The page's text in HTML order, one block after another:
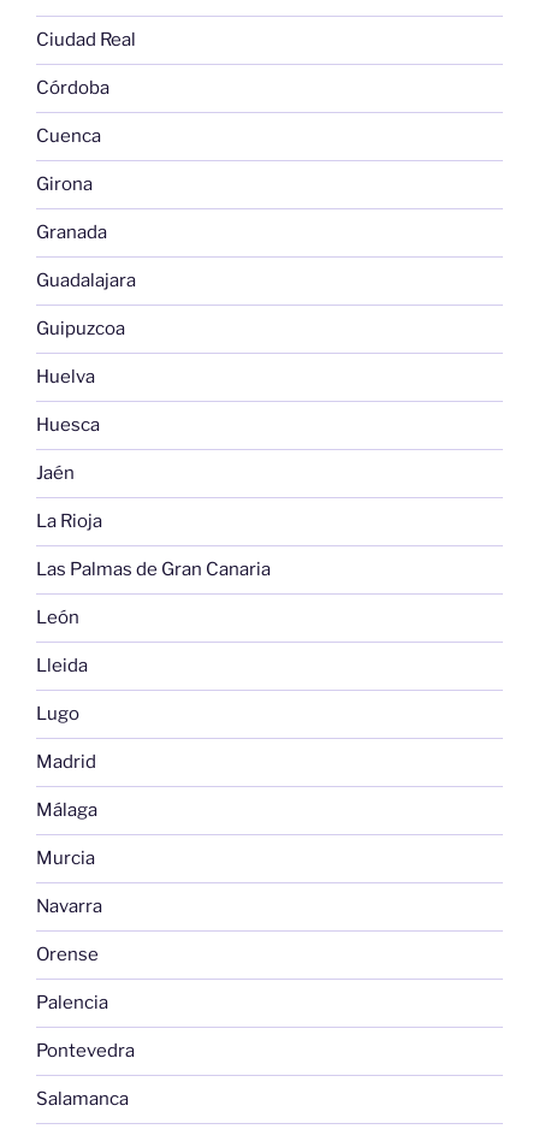
Ciudad Real
Córdoba
Cuenca
Girona
Granada
Guadalajara
Guipuzcoa
Huelva
Huesca
Jaén
La Rioja
Las Palmas de Gran Canaria
León
Lleida
Lugo
Madrid
Málaga
Murcia
Navarra
Orense
Palencia
Pontevedra
Salamanca